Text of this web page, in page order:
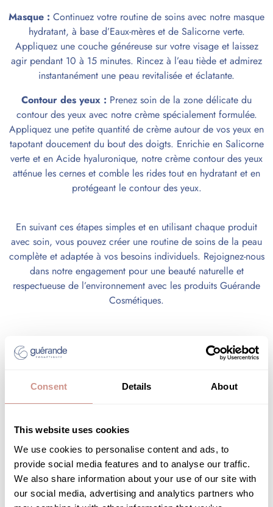
Consent Details About
This website uses cookies
We use cookies to personalise content and ads, to
provide social media features and to analyse our traffic.
We also share information about your use of our site with
our social media, advertising and analytics partners who
Masque : Continuez votre routine de soins avec notre masque
hydratant, à base d’Eaux-mères et de Salicorne verte.
Appliquez une couche généreuse sur votre visage et laissez
agir pendant 10 à 15 minutes. Rincez à l’eau tiède et admirez
instantanément une peau revitalisée et éclatante.
Contour des yeux : Prenez soin de la zone délicate du
contour des yeux avec notre crème spécialement formulée.
Appliquez une petite quantité de crème autour de vos yeux en
tapotant doucement du bout des doigts. Enrichie en Salicorne
verte et en Acide hyaluronique, notre crème contour des yeux
atténue les cernes et comble les rides tout en hydratant et en
protégeant le contour des yeux.
En suivant ces étapes simples et en utilisant chaque produit
avec soin, vous pouvez créer une routine de soins de la peau
complète et adaptée à vos besoins individuels. Rejoignez-nous
dans notre engagement pour une beauté naturelle et
respectueuse de l’environnement avec les produits Guérande
Cosmétiques.